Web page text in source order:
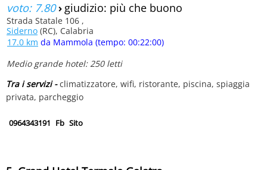
voto: 7.80› giudizio: più che buono
Strada Statale 106 ,
Siderno (RC), Calabria
17.0 km da Mammola (tempo: 00:22:00)
Medio grande hotel: 250 letti
Tra i servizi -climatizzatore, wifi, ristorante, piscina, spiaggia
privata, parcheggio
0964343191 Fb Sito